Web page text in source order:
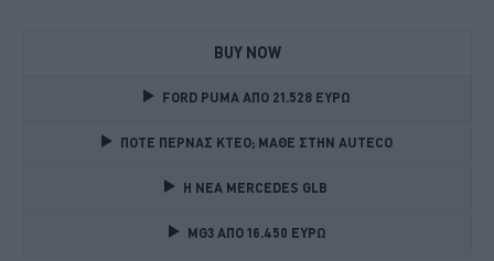
BUY NOW
FORD PUMA ΑΠΟ 21.528 ΕΥΡΩ
ΠΟΤΕ ΠΕΡΝΑΣ ΚΤΕΟ; ΜΑΘΕ ΣΤΗΝ ΑUTECO
Η ΝΕΑ MERCEDES GLB
MG3 ΑΠΟ 16.450 ΕΥΡΩ